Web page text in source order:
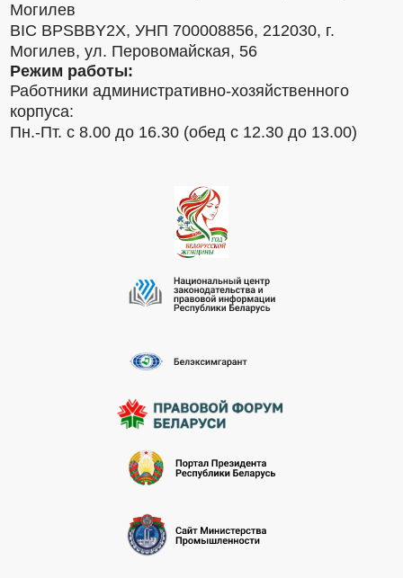
Могилев
BIC BPSBBY2X, УНП 700008856, 212030, г.
Могилев, ул. Перовомайская, 56
Режим работы:
Работники административно-хозяйственного
корпуса:
Пн.-Пт. с 8.00 до 16.30 (обед с 12.30 до 13.00)